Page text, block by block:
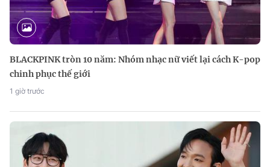
BLACKPINK tròn 10 năm: Nhóm nhạc nữ viết lại cách K-pop
chinh phục thế giới
1 giờ trước